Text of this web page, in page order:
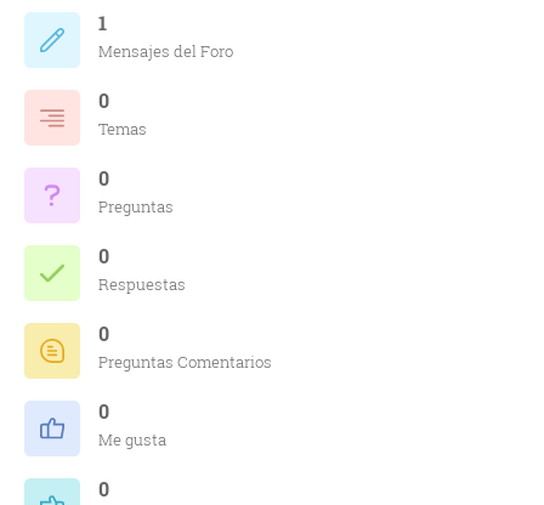
1
Mensajes del Foro
0
Temas
0
Preguntas
0
Respuestas
0
Preguntas Comentarios
0
Me gusta
0